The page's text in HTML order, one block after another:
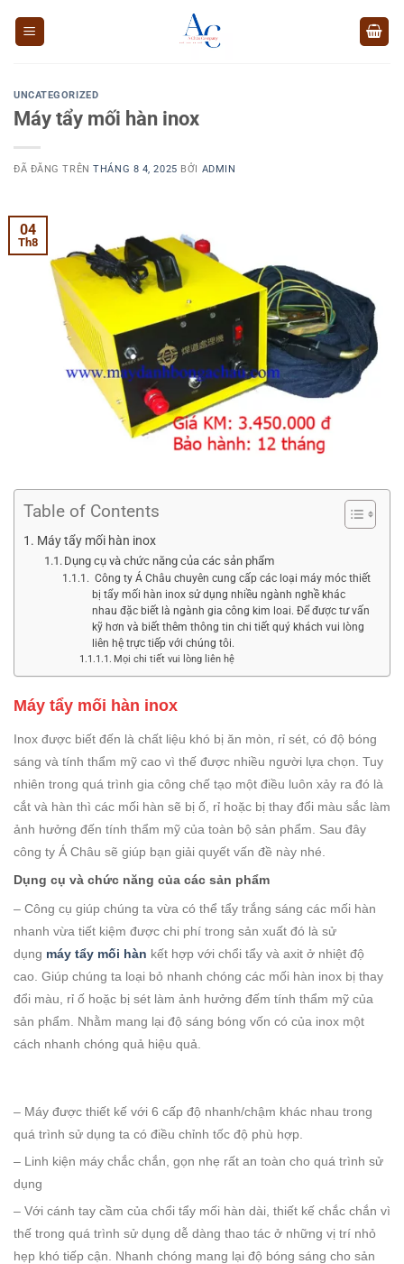
UNCATEGORIZED
Máy tẩy mối hàn inox
ĐÃ ĐĂNG TRÊNTHÁNG 8 4, 2025 BỞI ADMIN
04
Th8
Table of Contents
Máy tẩy mối hàn inox
Dụng cụ và chức năng của các sản phẩm
Công ty Á Châu chuyên cung cấp các loại máy móc thiết
bị tẩy mối hàn inox sử dụng nhiều ngành nghề khác
nhau đặc biết là ngành gia công kim loai. Để được tư vấn
kỹ hơn và biết thêm thông tin chi tiết quý khách vui lòng
liên hệ trực tiếp với chúng tôi.
Mọi chi tiết vui lòng liên hệ
Máy tẩy mối hàn inox
Inox được biết đến là chất liệu khó bị ăn mòn, rỉ sét, có độ bóng
sáng và tính thẩm mỹ cao vì thế được nhiều người lựa chọn. Tuy
nhiên trong quá trình gia công chế tạo một điều luôn xảy ra đó là
cắt và hàn thì các mối hàn sẽ bị ố, rỉ hoặc bị thay đổi màu sắc làm
ảnh hưởng đến tính thẩm mỹ của toàn bộ sản phẩm. Sau đây
công ty Á Châu sẽ giúp bạn giải quyết vấn đề này nhé.
Dụng cụ và chức năng của các sản phẩm
– Công cụ giúp chúng ta vừa có thể tẩy trắng sáng các mối hàn
nhanh vừa tiết kiệm được chi phí trong sản xuất đó là sử
dụng máy tẩy mối hàn kết hợp với chổi tẩy và axit ở nhiệt độ
cao. Giúp chúng ta loại bỏ nhanh chóng các mối hàn inox bị thay
đổi màu, rỉ ố hoặc bị sét làm ảnh hưởng đếm tính thẩm mỹ của
sản phẩm. Nhằm mang lại độ sáng bóng vốn có của inox một
cách nhanh chóng quả hiệu quả.
– Máy được thiết kế với 6 cấp độ nhanh/chậm khác nhau trong
quá trình sử dụng ta có điều chỉnh tốc độ phù hợp.
– Linh kiện máy chắc chắn, gọn nhẹ rất an toàn cho quá trình sử
dụng
– Với cánh tay cầm của chổi tẩy mối hàn dài, thiết kế chắc chắn vì
thế trong quá trình sử dụng dễ dàng thao tác ở những vị trí nhỏ
hẹp khó tiếp cận. Nhanh chóng mang lại độ bóng sáng cho sản